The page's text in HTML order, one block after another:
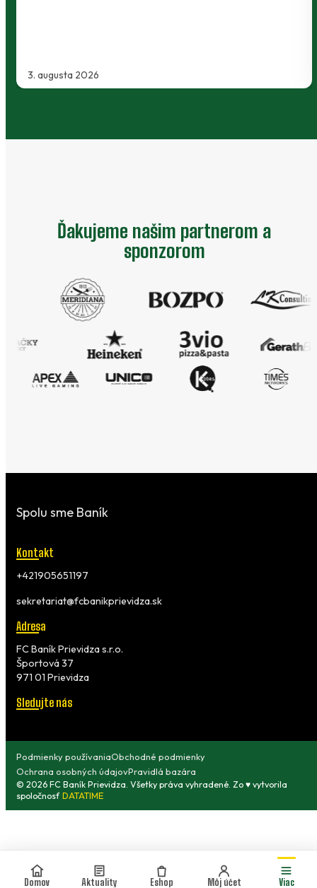
3. augusta 2026
Ďakujeme našim partnerom a
sponzorom
Spolu sme Baník
Kontakt
+421905651197
sekretariat@fcbanikprievidza.sk
Adresa
FC Baník Prievidza s.r.o.
Športová 37
971 01 Prievidza
Sledujte nás
© 2026 FC Baník Prievidza. Všetky práva vyhradené. Zo ♥ vytvorila
spoločnosť DATATIME
Podmienky používaniaObchodné podmienky
Ochrana osobných údajovPravidlá bazára
Domov Aktuality Eshop Môj účet Viac